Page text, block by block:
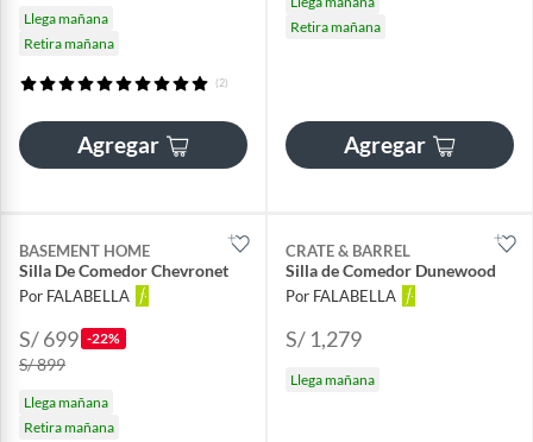
Llega mañana
Retira mañana
(2)
Agregar
Retira mañana
Agregar
BASEMENT HOME
Silla De Comedor Chevronet
Por FALABELLA
S/ 699 -22%
S/ 899
Llega mañana
Retira mañana
CRATE & BARREL
Silla de Comedor Dunewood
Por FALABELLA
S/ 1,279
Llega mañana